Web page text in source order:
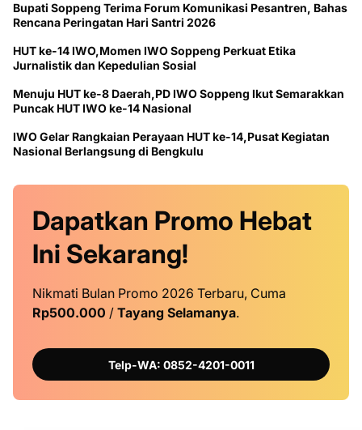
Bupati Soppeng Terima Forum Komunikasi Pesantren, Bahas
Rencana Peringatan Hari Santri 2026
HUT ke-14 IWO,Momen IWO Soppeng Perkuat Etika
Jurnalistik dan Kepedulian Sosial
Menuju HUT ke-8 Daerah,PD IWO Soppeng Ikut Semarakkan
Puncak HUT IWO ke-14 Nasional
IWO Gelar Rangkaian Perayaan HUT ke-14,Pusat Kegiatan
Nasional Berlangsung di Bengkulu
Dapatkan Promo Hebat
Ini Sekarang!
Nikmati Bulan Promo 2026 Terbaru, Cuma
Rp500.000 / Tayang Selamanya.
Telp-WA: 0852-4201-0011